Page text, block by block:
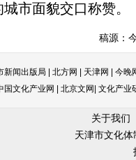
市面貌交口称赞。
稿源：
新闻出版局 | 北方网 | 天津网 | 今
国文化产业网 | 北京文网| 文化产
关于我们
天津市文化